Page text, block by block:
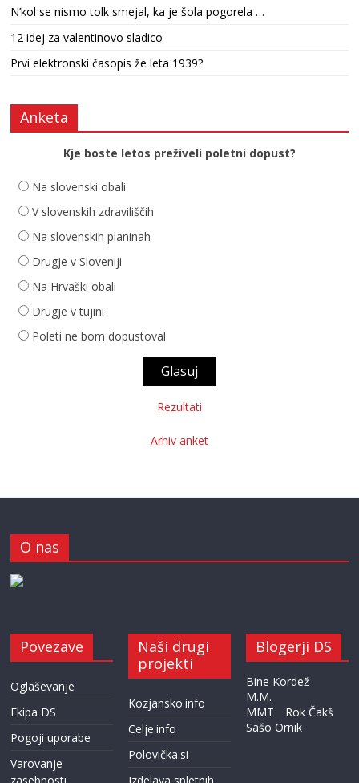
N’kol se nismo tolk smejal, ka je šola pogorela …
12 idej za valentinovo sladico
Prvi elektronski časopis že leta 1939?
Anketa
Kje boste letos preživeli poletni dopust?
Na slovenski obali
V slovenskih zdraviliščih
Na slovenskih planinah
Drugje v Sloveniji
Na Hrvaški obali
Drugje v tujini
Poleti ne bom dopustoval
Rezultati
Arhiv anket
O nas
Povezave
Oglaševanje
Ekipa DS
Pogoji uporabe
Varovanje
Naši drugi
projekti
Kozjansko.info
Celje.info
Polovička.si
Blogerji DS
Bine Kordež
M.M.
MMT
Rok Čakš
Sašo Ornik